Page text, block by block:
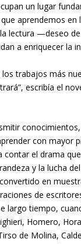
un lugar
aprendemos
lectura —deseo
a enriquecer la
los trabajos más
escribía el
con mayor
contar el drama
y la lucha
en
de
largo tiempo,
Homero,
de Molina,